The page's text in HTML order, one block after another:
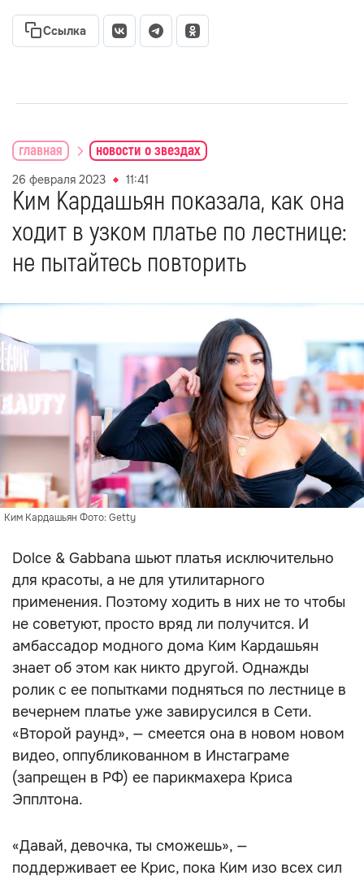
Ссылка
главная новости о звездах
26 февраля 2023 11:41
Ким Кардашьян показала, как она
ходит в узком платье по лестнице:
не пытайтесь повторить
Ким Кардашьян Фото: Getty
Dolce & Gabbana шьют платья исключительно
для красоты, а не для утилитарного
применения. Поэтому ходить в них не то чтобы
не советуют, просто вряд ли получится. И
амбассадор модного дома Ким Кардашьян
знает об этом как никто другой. Однажды
ролик с ее попытками подняться по лестнице в
вечернем платье уже завирусился в Cети.
«Второй раунд», — смеется она в новом новом
видео, оппубликованном в Инстаграме
(запрещен в РФ) ее парикмахера Криса
Эпплтона.
«Давай, девочка, ты сможешь», —
поддерживает ее Крис, пока Ким изо всех сил